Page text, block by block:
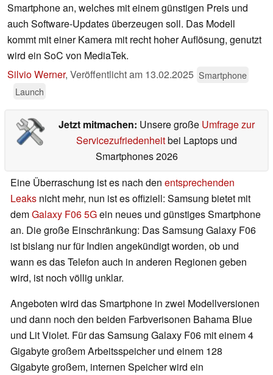
Smartphone an, welches mit einem günstigen Preis und
auch Software-Updates überzeugen soll. Das Modell
kommt mit einer Kamera mit recht hoher Auflösung, genutzt
wird ein SoC von MediaTek.
Silvio Werner, Veröffentlicht am 13.02.2025 Smartphone
Launch
Jetzt mitmachen: Unsere große Umfrage zur
Servicezufriedenheitbei Laptops und
Smartphones 2026
Eine Überraschung ist es nach den entsprechenden
Leaks nicht mehr, nun ist es offiziell: Samsung bietet mit
demGalaxy F06 5Gein neues und günstiges Smartphone
an. Die große Einschränkung: Das Samsung Galaxy F06
ist bislang nur für Indien angekündigt worden, ob und
wann es das Telefon auch in anderen Regionen geben
wird, ist noch völlig unklar.
Angeboten wird das Smartphone in zwei Modellversionen
und dann noch den beiden Farbverisonen Bahama Blue
und Lit Violet. Für das Samsung Galaxy F06 mit einem 4
Gigabyte großem Arbeitsspeicher und einem 128
Gigabyte großem, internen Speicher wird ein